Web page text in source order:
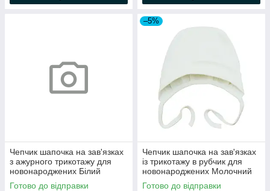
Чепчик шапочка на зав'язках
з ажурного трикотажу для
новонароджених Білий
Minikin 43
Готово до відправки
–5%
Чепчик шапочка на зав'язках
із трикотажу в рубчик для
новонароджених Молочний
Minikin
Готово до відправки